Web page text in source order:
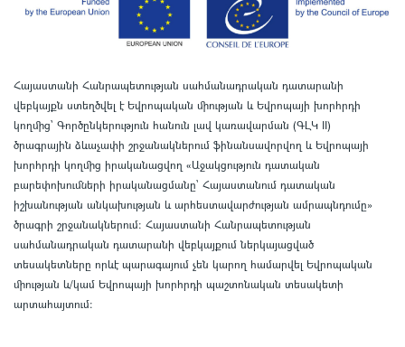
Հայաստանի Հանրապետության սահմանադրական դատարանի
վեբկայքն ստեղծվել է Եվրոպական միության և Եվրոպայի խորհրդի
կողմից՝ Գործընկերություն հանուն լավ կառավարման (ԳԼԿ II)
ծրագրային ձևաչափի շրջանակներում ֆինանսավորվող և Եվրոպայի
խորհրդի կողմից իրականացվող «Աջակցություն դատական
բարեփոխումների իրականացմանը` Հայաստանում դատական
իշխանության անկախության և արհեստավարժության ամրապնդումը»
ծրագրի շրջանակներում: Հայաստանի Հանրապետության
սահմանադրական դատարանի վեբկայքում ներկայացված
տեսակետները որևէ պարագայում չեն կարող համարվել Եվրոպական
միության և/կամ Եվրոպայի խորհրդի պաշտոնական տեսակետի
արտահայտում: